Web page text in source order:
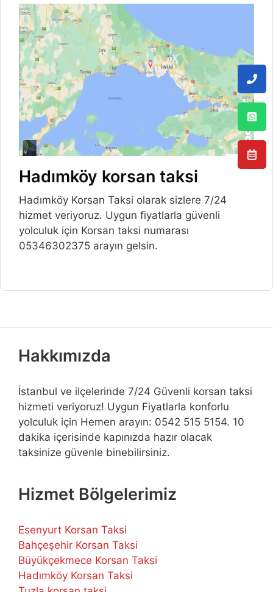
Hadımköy korsan taksi
Hadımköy Korsan Taksi olarak sizlere 7/24
hizmet veriyoruz. Uygun fiyatlarla güvenli
yolculuk için Korsan taksi numarası
05346302375 arayın gelsin.
Hakkımızda
İstanbul ve ilçelerinde 7/24 Güvenli korsan taksi
hizmeti veriyoruz! Uygun Fiyatlarla konforlu
yolculuk için Hemen arayın: 0542 515 5154. 10
dakika içerisinde kapınızda hazır olacak
taksinize güvenle binebilirsiniz.
Hizmet Bölgelerimiz
Esenyurt Korsan Taksi
Bahçeşehir Korsan Taksi
Büyükçekmece Korsan Taksi
Hadımköy Korsan Taksi